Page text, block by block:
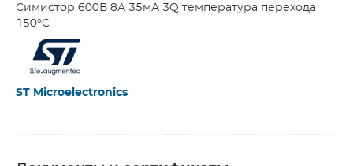
Симистор 600В 8А 35мА 3Q температура перехода
150°C
ST Microelectronics